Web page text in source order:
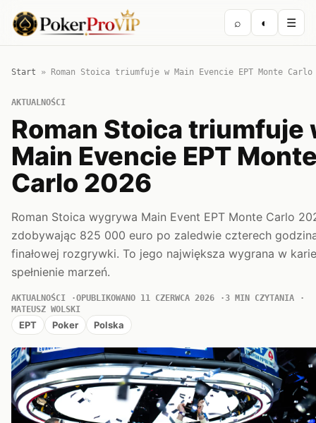
⌕ ◐ ☰
Start » Roman Stoica triumfuje w Main Evencie EPT Monte Carlo
AKTUALNOŚCI
Roman Stoica triumfuje
Main Evencie EPT
Carlo 2026
Roman Stoica wygrywa Main Event EPT Monte Carlo
zdobywając 825 000 euro po zaledwie czterech
finałowej rozgrywki. To jego największa wygrana w
spełnienie marzeń.
AKTUALNOŚCI OPUBLIKOWANO 11 CZERWCA 2026
3 MIN CZYTANIA
MATEUSZ WOLSKI
EPT Poker Polska